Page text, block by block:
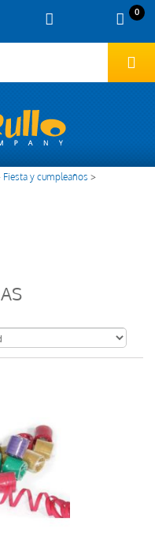
0
Fiesta y cumpleaños >